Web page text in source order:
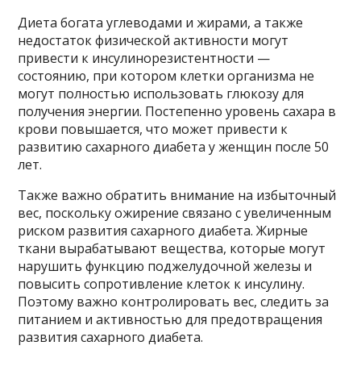
Диета богата углеводами и жирами, а также
недостаток физической активности могут
привести к инсулинорезистентности —
состоянию, при котором клетки организма не
могут полностью использовать глюкозу для
получения энергии. Постепенно уровень сахара в
крови повышается, что может привести к
развитию сахарного диабета у женщин после 50
лет.
Также важно обратить внимание на избыточный
вес, поскольку ожирение связано с увеличенным
риском развития сахарного диабета. Жирные
ткани вырабатывают вещества, которые могут
нарушить функцию поджелудочной железы и
повысить сопротивление клеток к инсулину.
Поэтому важно контролировать вес, следить за
питанием и активностью для предотвращения
развития сахарного диабета.